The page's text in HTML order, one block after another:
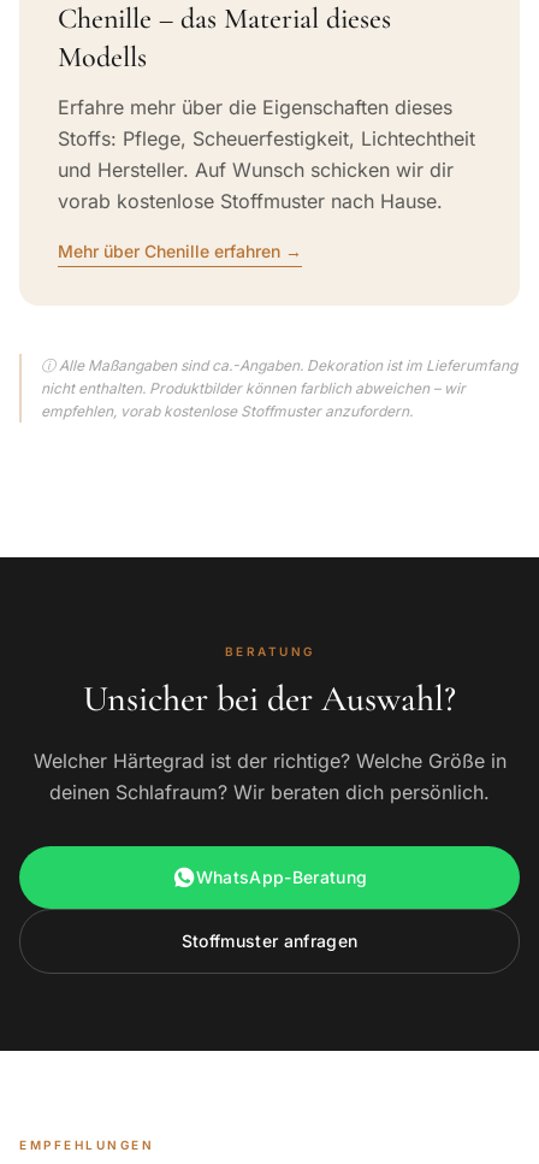
Chenille – das Material dieses
Modells
Erfahre mehr über die Eigenschaften dieses
Stoffs: Pflege, Scheuerfestigkeit, Lichtechtheit
und Hersteller. Auf Wunsch schicken wir dir
vorab kostenlose Stoffmuster nach Hause.
Mehr über Chenille erfahren →
ⓘ Alle Maßangaben sind ca.-Angaben. Dekoration ist im Lieferumfang
nicht enthalten. Produktbilder können farblich abweichen – wir
empfehlen, vorab kostenlose Stoffmuster anzufordern.
BERATUNG
Unsicher bei der Auswahl?
Welcher Härtegrad ist der richtige? Welche Größe in
deinen Schlafraum? Wir beraten dich persönlich.
WhatsApp-Beratung
Stoffmuster anfragen
EMPFEHLUNGEN